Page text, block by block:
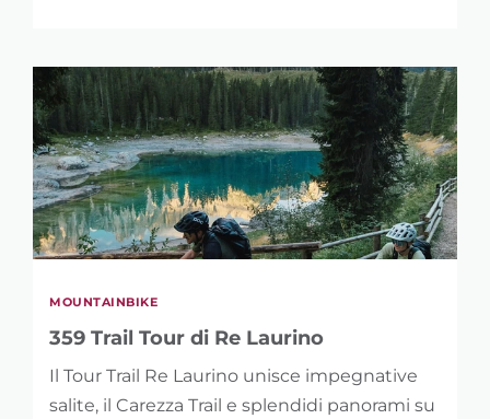
MOUNTAINBIKE
359 Trail Tour di Re Laurino
Il Tour Trail Re Laurino unisce impegnative
salite, il Carezza Trail e splendidi panorami su